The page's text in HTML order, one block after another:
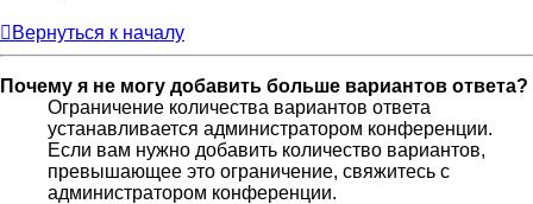
Вернуться к началу
Почему я не могу добавить больше вариантов ответа?
Ограничение количества вариантов ответа
устанавливается администратором конференции.
Если вам нужно добавить количество вариантов,
превышающее это ограничение, свяжитесь с
администратором конференции.